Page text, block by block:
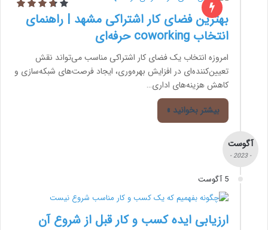
بهترین فضای کار اشتراکی مشهد | راهنمای
انتخاب coworking حرفه‌ای
امروزه انتخاب یک فضای کار اشتراکی مناسب می‌تواند نقش
تعیین‌کننده‌ای در افزایش بهره‌وری، ایجاد فرصت‌های شبکه‌سازی و
کاهش هزینه‌های اداری…
بیشتر بخوانید »
آگوست
- 2023 -
5 آگوست
ارزیابی ایده کسب و کار قبل از شروع آن